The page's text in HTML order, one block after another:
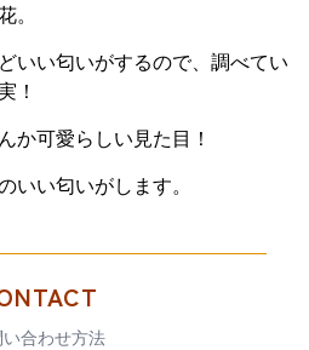
。
いい匂いがするので、調べてい
！
か可愛らしい見た目！
いい匂いがします。
い合わせ方法